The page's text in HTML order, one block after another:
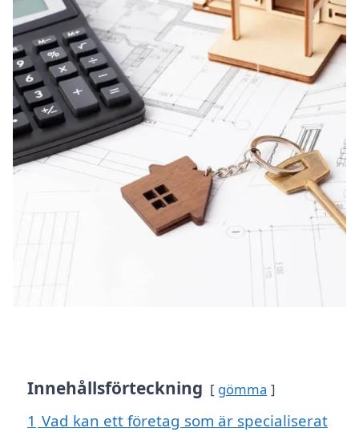
Innehållsförteckning gömma
1 Vad kan ett företag som är specialiserat